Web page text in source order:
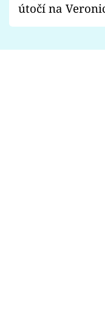
útočí na
Proč je podle